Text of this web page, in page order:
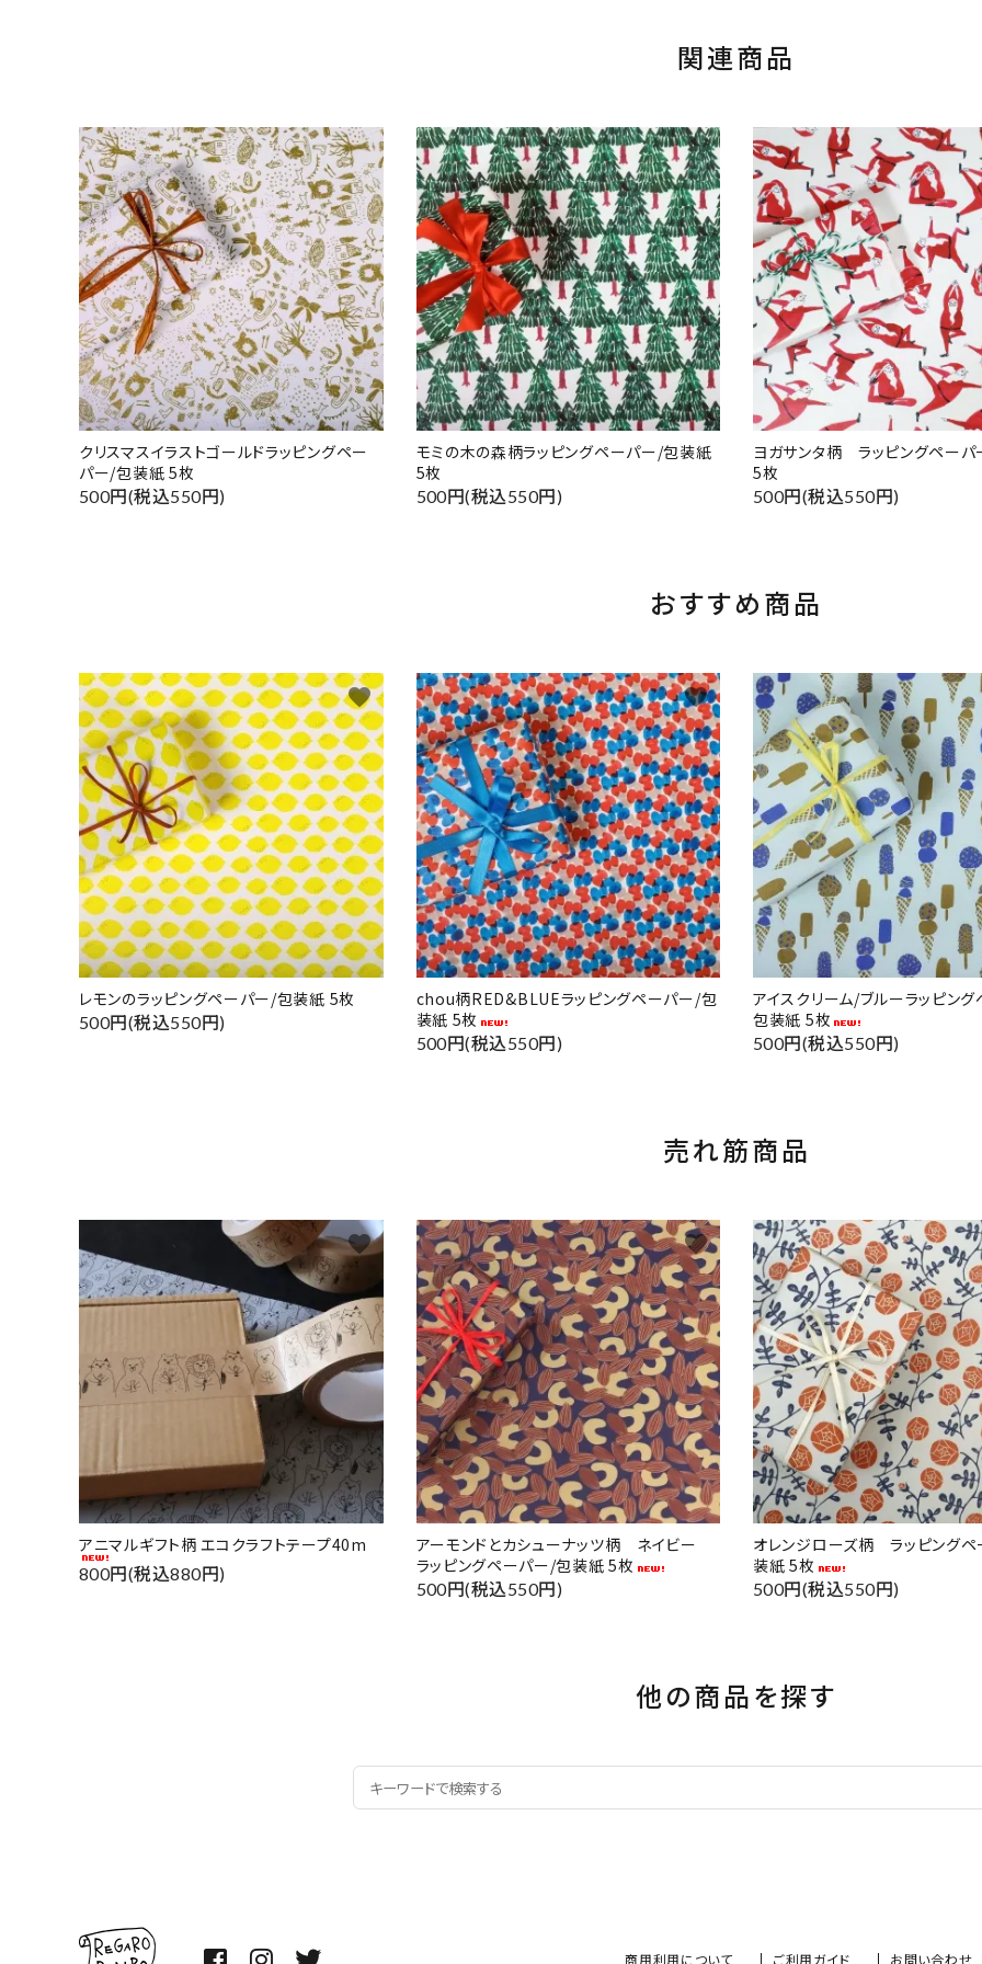
関連商品
クリスマスイラストゴールドラッピングペー
パー/包装紙 5枚
500円(税込550円)
モミの木の森柄ラッピングペーパー/包装紙
5枚
500円(税込550円)
ヨガサンタ柄 ラッピングペー
5枚
500円(税込550円)
おすすめ商品
レモンのラッピングペーパー/包装紙 5枚
500円(税込550円)
favorite
chou柄RED&BLUEラッピングペーパー/包
装紙 5枚
500円(税込550円)
favorite
アイスクリーム/ブルーラッピン
包装紙 5枚
500円(税込550円)
売れ筋商品
アニマルギフト柄 エコクラフトテープ40m
800円(税込880円)
favorite
アーモンドとカシューナッツ柄 ネイビー
ラッピングペーパー/包装紙 5枚
500円(税込550円)
favorite
オレンジローズ柄 ラッピング
装紙 5枚
500円(税込550円)
他の商品を探す
商用利用について ご利用ガイド お問い合わせ